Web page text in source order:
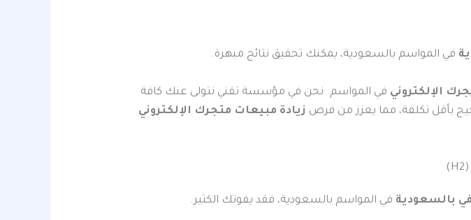
في المواسم بالسعودية، يمكنك تحقيق نتائج مبهرة.
الإلكتروني في المواسم. نحن في مؤسسة تقني نتولى عنك كافة
بأقل تكلفة، مما يعزز من فرص زيادة مبيعات متجرك الإلكتروني
في المواسم بالسعودية، فقد يفوتك الكثير.